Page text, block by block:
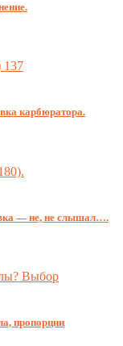
карбюратора.
— не, не слышал….
пропорции